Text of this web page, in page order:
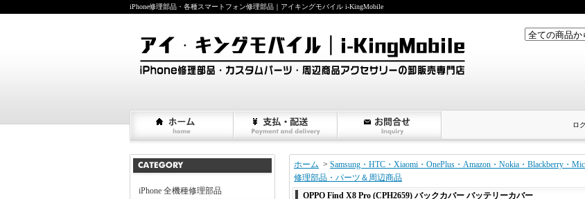
iPhone修理部品・各種スマートフォン修理部品｜アイキングモバイル i-KingMobile
ロ
iPhone 全機種修理部品
ホーム > Samsung・HTC・Xiaomi・OnePlus・Amazon・Nokia・Blackberry・
修理部品・パーツ＆周辺商品
OPPO Find X8 Pro (CPH2659) バックカバー バッテリーカバー